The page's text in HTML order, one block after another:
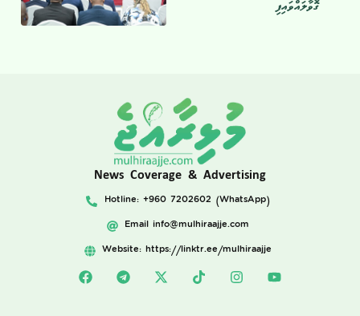
ގޮވާލައްވައިފި
News Coverage & Advertising
Hotline: +960 7202602 (WhatsApp)
Email info@mulhiraajje.com
Website: https://linktr.ee/mulhiraajje